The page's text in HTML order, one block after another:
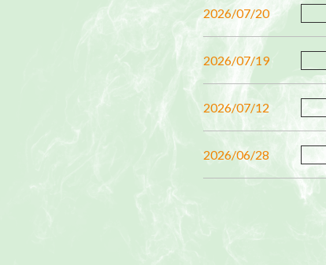
2026/07/20
2026/07/19
2026/07/12
2026/06/28